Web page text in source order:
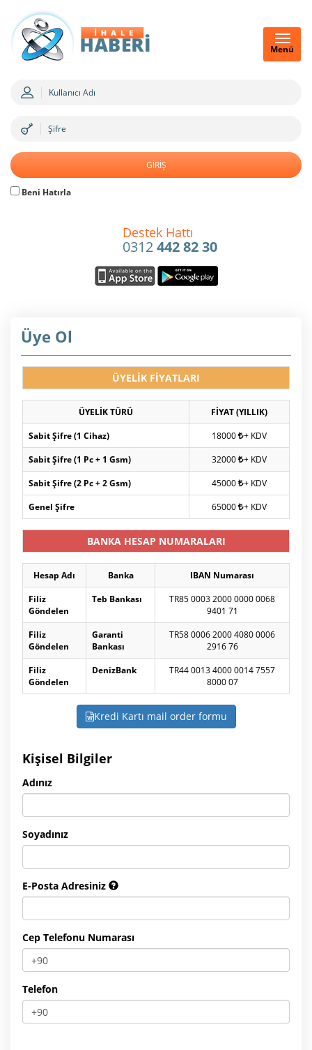
Menü
Beni Hatırla
Destek Hattı
0312442 82 30
Üye Ol
ÜYELİK FİYATLARI
ÜYELİK TÜRÜ
FİYAT (YILLIK)
Sabit Şifre (1 Cihaz)
18000 + KDV
Sabit Şifre (1 Pc + 1 Gsm)
32000 + KDV
Sabit Şifre (2 Pc + 2 Gsm)
45000 + KDV
Genel Şifre
65000 + KDV
BANKA HESAP NUMARALARI
Hesap Adı Banka
IBAN Numarası
Filiz
Göndelen
Teb Bankası
TR85 0003 2000 0000 0068
9401 71
Filiz
Göndelen
Garanti
Bankası
TR58 0006 2000 4080 0006
2916 76
Filiz
Göndelen
DenizBank
TR44 0013 4000 0014 7557
8000 07
Kredi Kartı mail order formu
Kişisel Bilgiler
Adınız
Soyadınız
E-Posta Adresiniz
Cep Telefonu Numarası
Telefon